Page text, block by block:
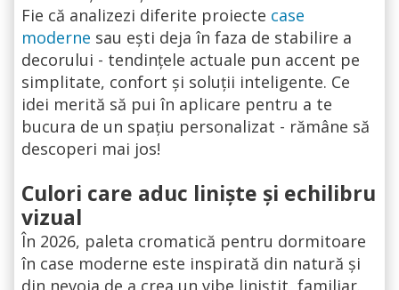
Fie că analizezi diferite proiecte case
moderne sau ești deja în faza de stabilire a
decorului - tendințele actuale pun accent pe
simplitate, confort și soluții inteligente. Ce
idei merită să pui în aplicare pentru a te
bucura de un spațiu personalizat - rămâne să
descoperi mai jos!
Culori care aduc liniște și echilibru
vizual
În 2026, paleta cromatică pentru dormitoare
în case moderne este inspirată din natură și
din nevoia de a crea un vibe liniștit, familiar.